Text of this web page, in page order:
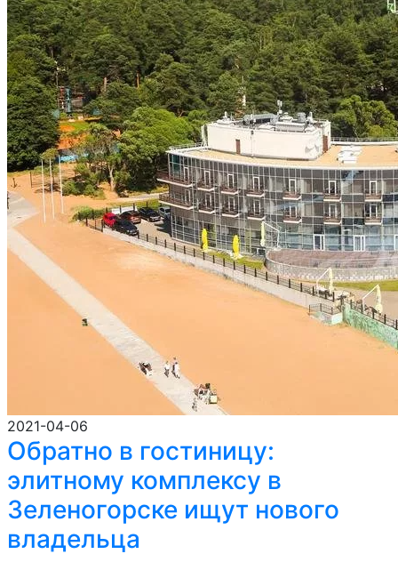
2021-04-06
Обратно в гостиницу:
элитному комплексу в
Зеленогорске ищут нового
владельца